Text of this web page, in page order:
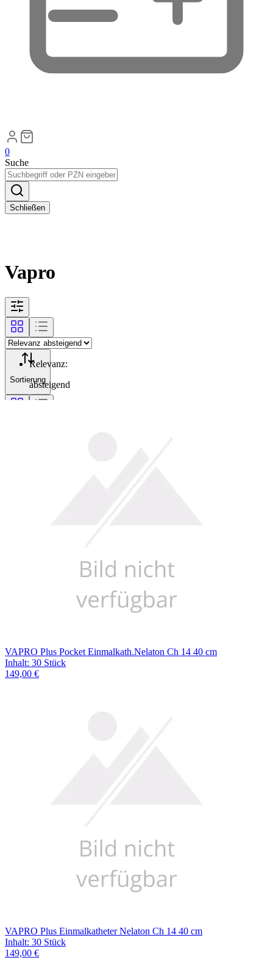
0
Suche
Schließen
Vapro
Sortierung
Relevanz:
absteigend
VAPRO Plus Pocket Einmalkath.Nelaton Ch 14 40 cm
Inhalt: 30 Stück
149,00 €
VAPRO Plus Einmalkatheter Nelaton Ch 14 40 cm
Inhalt: 30 Stück
149,00 €